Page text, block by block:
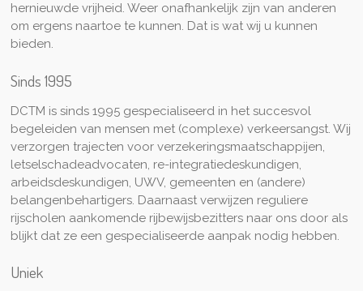
hernieuwde vrijheid. Weer onafhankelijk zijn van anderen
om ergens naartoe te kunnen. Dat is wat wij u kunnen
bieden.
Sinds 1995
DCTM is sinds 1995 gespecialiseerd in het succesvol
begeleiden van mensen met (complexe) verkeersangst. Wij
verzorgen trajecten voor verzekeringsmaatschappijen,
letselschadeadvocaten, re-integratiedeskundigen,
arbeidsdeskundigen, UWV, gemeenten en (andere)
belangenbehartigers. Daarnaast verwijzen reguliere
rijscholen aankomende rijbewijsbezitters naar ons door als
blijkt dat ze een gespecialiseerde aanpak nodig hebben.
Uniek